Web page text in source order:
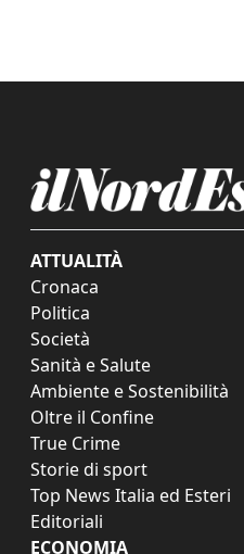
ATTUALITÀ
Cronaca
Politica
Società
Sanità e Salute
Ambiente e Sostenibilità
Oltre il Confine
True Crime
Storie di sport
Top News Italia ed Esteri
Editoriali
ECONOMIA